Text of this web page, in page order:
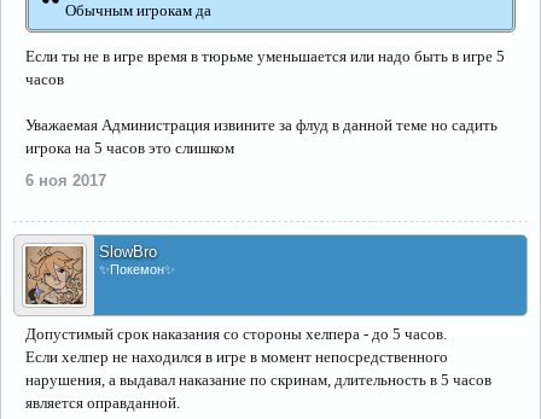
Обычным игрокам да
Если ты не в игре время в тюрьме уменьшается или надо быть в игре 5
часов
Уважаемая Администрация извините за флуд в данной теме но садить
игрока на 5 часов это слишком
6 ноя 2017
SlowBro
✨Покемон✨
Допустимый срок наказания со стороны хелпера - до 5 часов.
Если хелпер не находился в игре в момент непосредственного
нарушения, а выдавал наказание по скринам, длительность в 5 часов
является оправданной.